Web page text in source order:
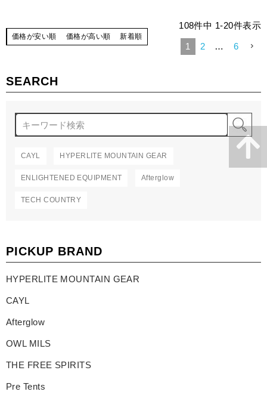
SEARCH
検
CAYL HYPERLITE MOUNTAIN GEAR
ENLIGHTENED EQUIPMENT Afterglow
TECH COUNTRY
PICKUP BRAND
HYPERLITE MOUNTAIN GEAR
CAYL
Afterglow
OWL MILS
THE FREE SPIRITS
Pre Tents
価格が安い順 価格が高い順 新着順
108件中 1-20件表示
1 2 … 6